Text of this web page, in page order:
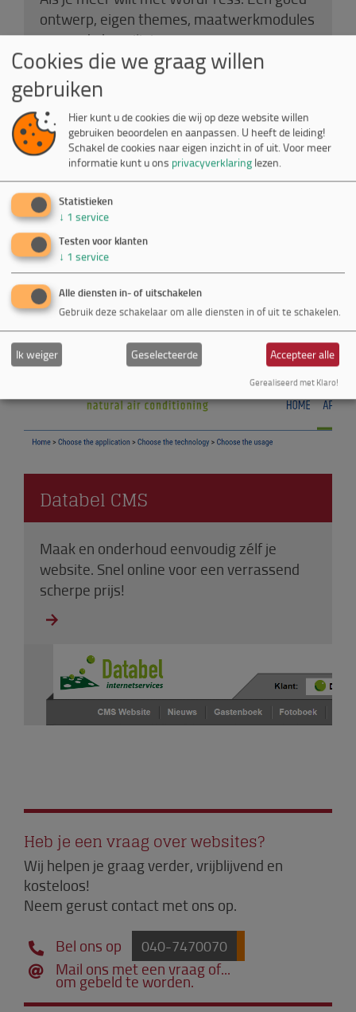
ontwerp, eigen themes, maatwerkmodules
en goede beveiliging.
Maatwerk
Wij hebben inmiddels ruime ervaring met
de realisatie van meer en minder complexe
applicaties voor internet en intranet.
Databel CMS
Maak en onderhoud eenvoudig zélf je
website. Snel online voor een verrassend
scherpe prijs!
Heb je een vraag over websites?
Wij helpen je graag verder, vrijblijvend en
kosteloos!
Neem gerust contact met ons op.
Bel ons op 040-7470070
Mail ons met een vraag of...
om gebeld te worden.
Cookies die we graag willen
gebruiken
Hier kunt u de cookies die wij op deze website willen
gebruiken beoordelen en aanpassen. U heeft de leiding!
Schakel de cookies naar eigen inzicht in of uit. Voor meer
informatie kunt u ons privacyverklaring lezen.
Statistieken
↓ 1 service
Testen voor klanten
↓ 1 service
Alle diensten in- of uitschakelen
Gebruik deze schakelaar om alle diensten in of uit te schakelen.
Ik weiger Geselecteerde Accepteer alle
Gerealiseerd met Klaro!